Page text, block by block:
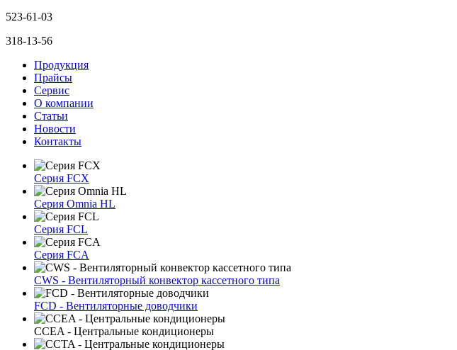
523-61-03
318-13-56
Продукция
Прайсы
Сервис
О компании
Статьи
Новости
Контакты
Серия FCX
Серия Omnia HL
Серия FCL
Серия FCA
CWS - Вентиляторный конвектор кассетного типа
FCD - Вентиляторные доводчики
CCEA - Центральные кондиционеры